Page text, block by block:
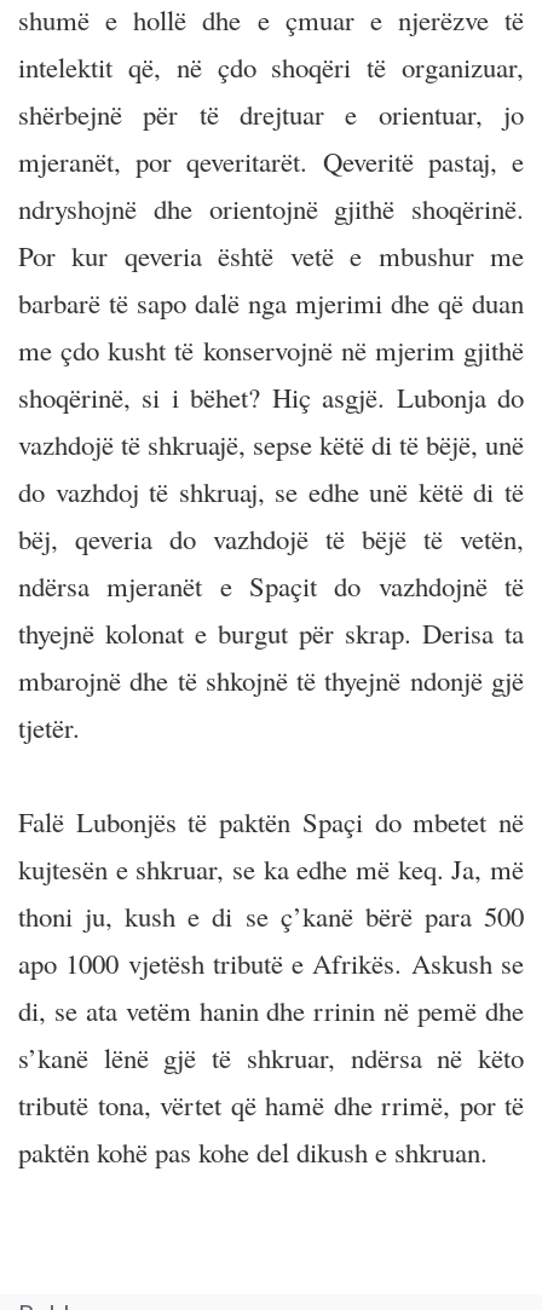
shumë e hollë dhe e çmuar e njerëzve të
intelektit që, në çdo shoqëri të organizuar,
shërbejnë për të drejtuar e orientuar, jo
mjeranët, por qeveritarët. Qeveritë pastaj, e
ndryshojnë dhe orientojnë gjithë shoqërinë.
Por kur qeveria është vetë e mbushur me
barbarë të sapo dalë nga mjerimi dhe që duan
me çdo kusht të konservojnë në mjerim gjithë
shoqërinë, si i bëhet? Hiç asgjë. Lubonja do
vazhdojë të shkruajë, sepse këtë di të bëjë, unë
do vazhdoj të shkruaj, se edhe unë këtë di të
bëj, qeveria do vazhdojë të bëjë të vetën,
ndërsa mjeranët e Spaçit do vazhdojnë të
thyejnë kolonat e burgut për skrap. Derisa ta
mbarojnë dhe të shkojnë të thyejnë ndonjë gjë
tjetër.
Falë Lubonjës të paktën Spaçi do mbetet në
kujtesën e shkruar, se ka edhe më keq. Ja, më
thoni ju, kush e di se ç’kanë bërë para 500
apo 1000 vjetësh tributë e Afrikës. Askush se
di, se ata vetëm hanin dhe rrinin në pemë dhe
s’kanë lënë gjë të shkruar, ndërsa në këto
tributë tona, vërtet që hamë dhe rrimë, por të
paktën kohë pas kohe del dikush e shkruan.